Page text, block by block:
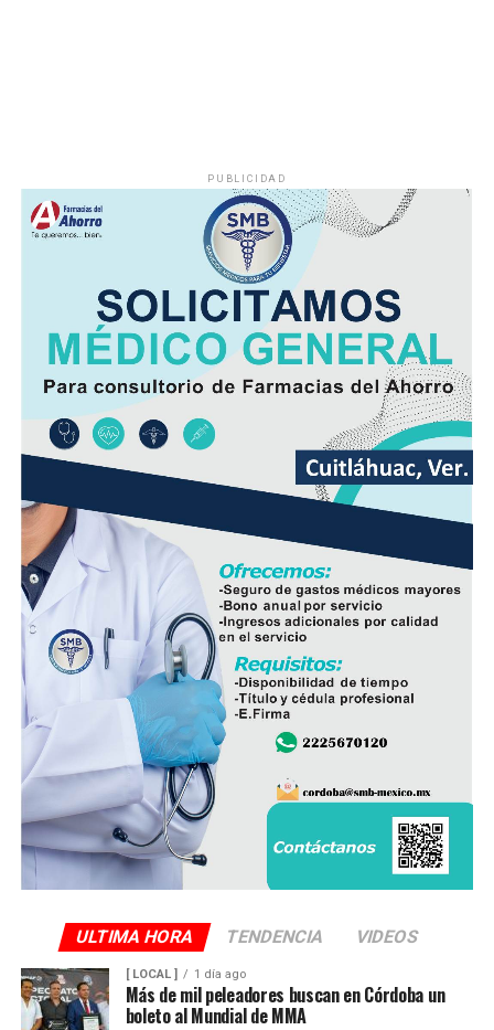
Dulce María Alducin Vallejo, habitante de la comunidad,
explicó que la petición fue presentada ante las
autoridades municipales y que, tras las gestiones
realizadas en conjunto con Hidrosistema, fue posible
concretar la obra que hoy permite mejorar el
suministro.
Además de incrementar la capacidad de conducción, la
nueva infraestructura incorpora válvulas y materiales de
mayor resistencia, lo que permitirá mantener una mejor
operación del sistema y disminuir las afectaciones
derivadas de fallas en la red.
Con esta ampliación, las autoridades municipales buscan
fortalecer la infraestructura hidráulica en las
comunidades rurales y mejorar el acceso al agua potable
para cientos de familias que durante años enfrentaron
un servicio irregular.
PUBLICIDAD
ULTIMA HORA TENDENCIA VIDEOS
[ LOCAL ] 1 día ago
Más de mil peleadores buscan en Córdoba un
boleto al Mundial de MMA